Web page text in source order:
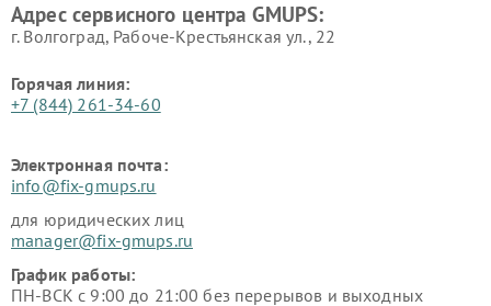
Адрес сервисного центра GMUPS:
г. Волгоград, Рабоче-Крестьянская ул., 22
Горячая линия:
+7 (844) 261-34-60
Электронная почта:
info@fix-gmups.ru
для юридических лиц
manager@fix-gmups.ru
График работы:
ПН-ВСК с 9:00 до 21:00 без перерывов и выходных